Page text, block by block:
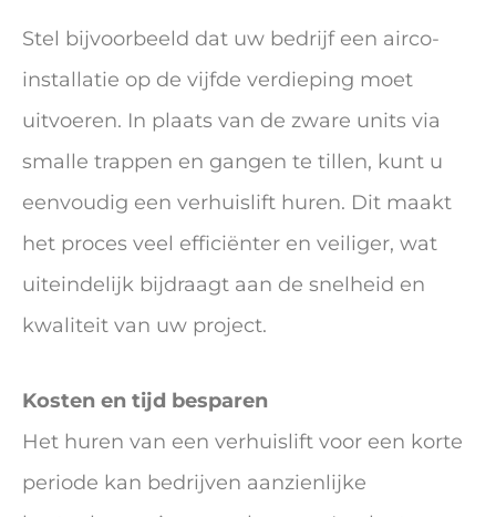
Stel bijvoorbeeld dat uw bedrijf een airco-
installatie op de vijfde verdieping moet
uitvoeren. In plaats van de zware units via
smalle trappen en gangen te tillen, kunt u
eenvoudig een verhuislift huren. Dit maakt
het proces veel efficiënter en veiliger, wat
uiteindelijk bijdraagt aan de snelheid en
kwaliteit van uw project.
Kosten en tijd besparen
Het huren van een verhuislift voor een korte
periode kan bedrijven aanzienlijke